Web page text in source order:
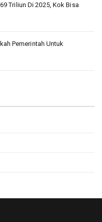
Triliun Di 2025, Kok Bisa
Pemerintah Untuk